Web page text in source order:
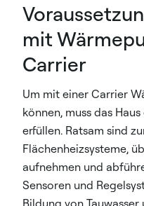
mit
Carrier
Um mit einer Carrier
können, muss das
erfüllen. Ratsam sind
Flächenheizsysteme,
aufnehmen und
Sensoren und